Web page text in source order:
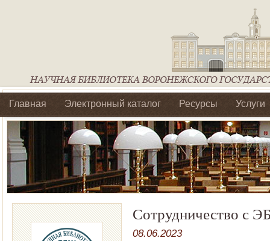
Главная Электронный каталог Ресурсы Услуги
Библиотеки регионального отделения Ассоциации
Сотрудничество с
08.06.2023